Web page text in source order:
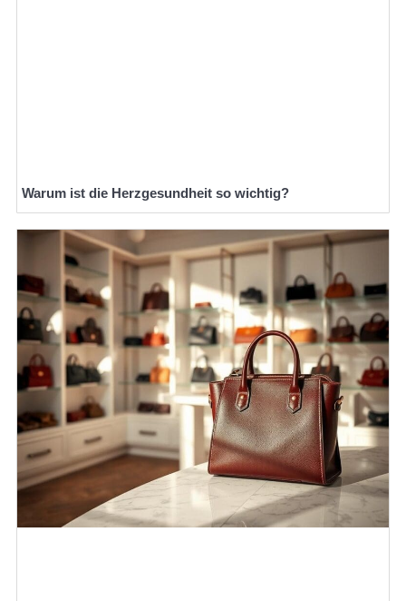
Warum ist die Herzgesundheit so wichtig?